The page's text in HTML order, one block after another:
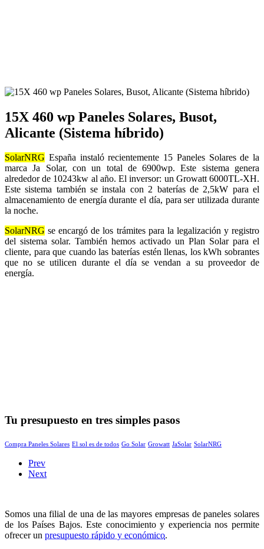
15X 460 wp Paneles Solares, Busot,
Alicante (Sistema híbrido)
SolarNRG España instaló recientemente 15 Paneles Solares de la
marca Ja Solar, con un total de 6900wp. Este sistema genera
alrededor de 10243kw al año. El inversor: un Growatt 6000TL-XH.
Este sistema también se instala con 2 baterías de 2,5kW para el
almacenamiento de energía durante el día, para ser utilizada durante
la noche.
SolarNRG se encargó de los trámites para la legalización y registro
del sistema solar. También hemos activado un Plan Solar para el
cliente, para que cuando las baterías estén llenas, los kWh sobrantes
que no se utilicen durante el día se vendan a su proveedor de
energía.
Tu presupuesto en tres simples pasos
Compra Paneles Solares El sol es de todos Go Solar Growatt JaSolar SolarNRG
Prev
Next
Somos una filial de una de las mayores empresas de paneles solares
de los Países Bajos. Este conocimiento y experiencia nos permite
ofrecer un presupuesto rápido y económico.